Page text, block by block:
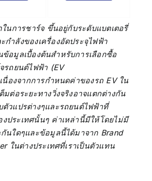
ในการชาร์จ ขึ้นอยู่กับระดับแบตเตอรี่
กำลังของเครื่องอัดประจุไฟฟ้า
ข้อมูลเบื้องต้นสำหรับการเลือกซื้อ
รถยนต์ไฟฟ้า (EV
นื่องจากการกำหนดค่าของรถ EV ใน
มต่อระยะทางวิ่งจริงอาจแตกต่างกัน
ตัวแปรต่างๆและรถยนต์ไฟฟ้าที่
ประเทศนั้นๆ ค่าเหล่านี้มีให้โดยไม่มี
นใดๆและข้อมูลนี้ได้มาจาก Brand
ในต่างประเทศที่เราเป็นตัวแทน